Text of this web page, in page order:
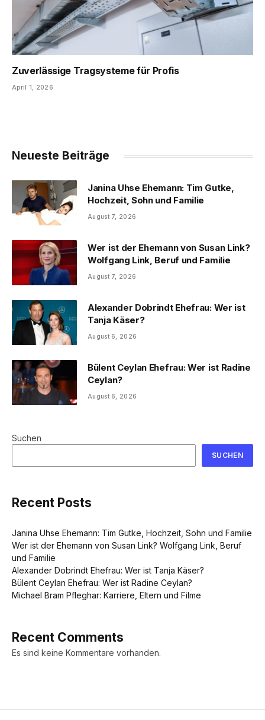
Zuverlässige Tragsysteme für Profis
April 1, 2026
Neueste Beiträge
Janina Uhse Ehemann: Tim Gutke,
Hochzeit, Sohn und Familie
August 7, 2026
Wer ist der Ehemann von Susan Link?
Wolfgang Link, Beruf und Familie
August 7, 2026
Alexander Dobrindt Ehefrau: Wer ist
Tanja Käser?
August 6, 2026
Bülent Ceylan Ehefrau: Wer ist Radine
Ceylan?
August 6, 2026
Suchen
SUCHEN
Recent Posts
Janina Uhse Ehemann: Tim Gutke, Hochzeit, Sohn und Familie
Wer ist der Ehemann von Susan Link? Wolfgang Link, Beruf
und Familie
Alexander Dobrindt Ehefrau: Wer ist Tanja Käser?
Bülent Ceylan Ehefrau: Wer ist Radine Ceylan?
Michael Bram Pfleghar: Karriere, Eltern und Filme
Recent Comments
Es sind keine Kommentare vorhanden.